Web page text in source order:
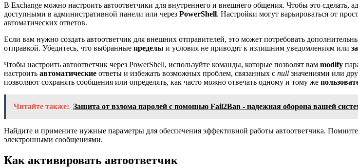
В Exchange можно настроить автоответчики для внутреннего и внешнего общения. Чтобы это сделать,
доступными в административной панели или через PowerShell. Настройки могут варьироваться от
автоматических ответов.
Если вам нужно создать автоответчик для внешних отправителей, это может потребовать
отправкой. Убедитесь, что выбранные пределы и условия не приводят к излишним уведомлениям или
Чтобы настроить автоответчик через PowerShell, используйте команды, которые позволят вам modify
настроить автоматические ответы и избежать возможных проблем, связанных с null значениями или
позволяют сохранять сообщения или определять, как часто можно отвечать одному и тому же
Читайте также: Защита от взлома паролей с помощью Fail2Ban - надежная оборона вашей
Найдите и примените нужные параметры для обеспечения эффективной работы автоответчика.
электронными сообщениями.
Как активировать автоответчик